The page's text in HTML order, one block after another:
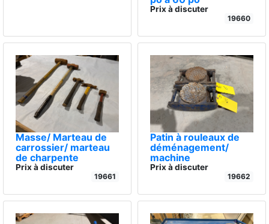
Prix à discuter
19660
Masse/ Marteau de
carrossier/ marteau
de charpente
Prix à discuter
19661
Patin à rouleaux de
déménagement/
machine
Prix à discuter
19662